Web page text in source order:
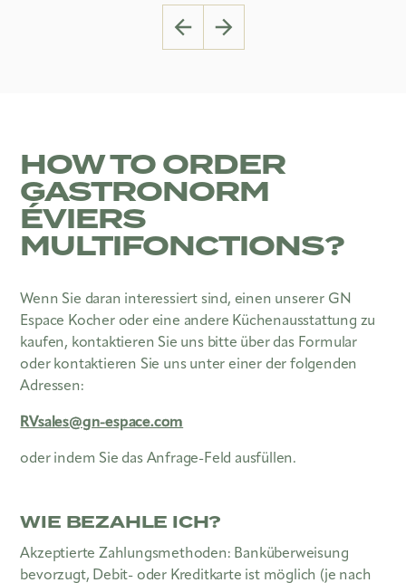
HOW TO ORDER
GASTRONORM
ÉVIERS
MULTIFONCTIONS?
Wenn Sie daran interessiert sind, einen unserer GN
Espace Kocher oder eine andere Küchenausstattung zu
kaufen, kontaktieren Sie uns bitte über das Formular
oder kontaktieren Sie uns unter einer der folgenden
Adressen:
RVsales@gn-espace.com
oder indem Sie das Anfrage-Feld ausfüllen.
WIE BEZAHLE ICH?
Akzeptierte Zahlungsmethoden: Banküberweisung
bevorzugt, Debit- oder Kreditkarte ist möglich (je nach